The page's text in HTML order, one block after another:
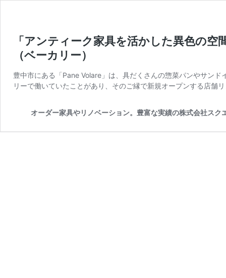
「アンティーク家具を活かした異色の空
（ベーカリー）
豊中市にある「Pane Volare」は、具だくさんの惣菜パンやサン
リーで働いていたことがあり、そのご縁で新規オープンする店舗
オーダー家具やリノベーション。豊富な実績の株式会社ス